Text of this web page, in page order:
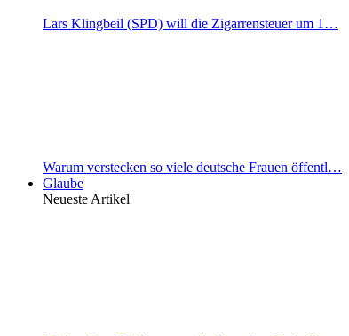
Lars Klingbeil (SPD) will die Zigarrensteuer um 1…
Warum verstecken so viele deutsche Frauen öffentl…
Glaube
Neueste Artikel